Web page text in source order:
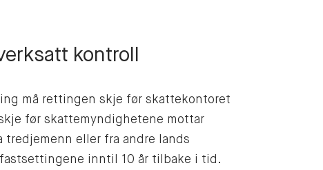
kontroll
må rettingen skje før skattekontoret
før skattemyndighetene mottar
tredjemenn eller fra andre lands
inntil 10 år tilbake i tid.